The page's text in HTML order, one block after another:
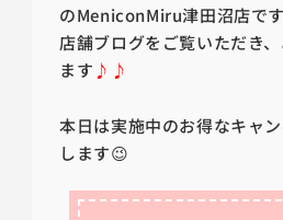
のMeniconMiru津田沼店です
店舗ブログをご覧いただき
ます ♪♪
本日は実施中のお得なキャ
します😉